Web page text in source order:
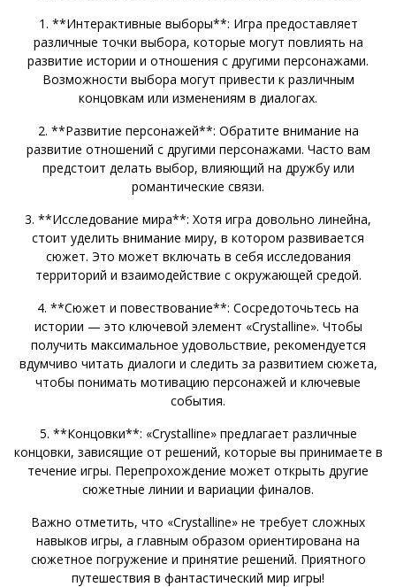
1. **Интерактивные выборы**: Игра предоставляет
различные точки выбора, которые могут повлиять на
развитие истории и отношения с другими персонажами.
Возможности выбора могут привести к различным
концовкам или изменениям в диалогах.
2. **Развитие персонажей**: Обратите внимание на
развитие отношений с другими персонажами. Часто вам
предстоит делать выбор, влияющий на дружбу или
романтические связи.
3. **Исследование мира**: Хотя игра довольно линейна,
стоит уделить внимание миру, в котором развивается
сюжет. Это может включать в себя исследования
территорий и взаимодействие с окружающей средой.
4. **Сюжет и повествование**: Сосредоточьтесь на
истории — это ключевой элемент «Crystalline». Чтобы
получить максимальное удовольствие, рекомендуется
вдумчиво читать диалоги и следить за развитием сюжета,
чтобы понимать мотивацию персонажей и ключевые
события.
5. **Концовки**: «Crystalline» предлагает различные
концовки, зависящие от решений, которые вы принимаете в
течение игры. Перепрохождение может открыть другие
сюжетные линии и вариации финалов.
Важно отметить, что «Crystalline» не требует сложных
навыков игры, а главным образом ориентирована на
сюжетное погружение и принятие решений. Приятного
путешествия в фантастический мир игры!